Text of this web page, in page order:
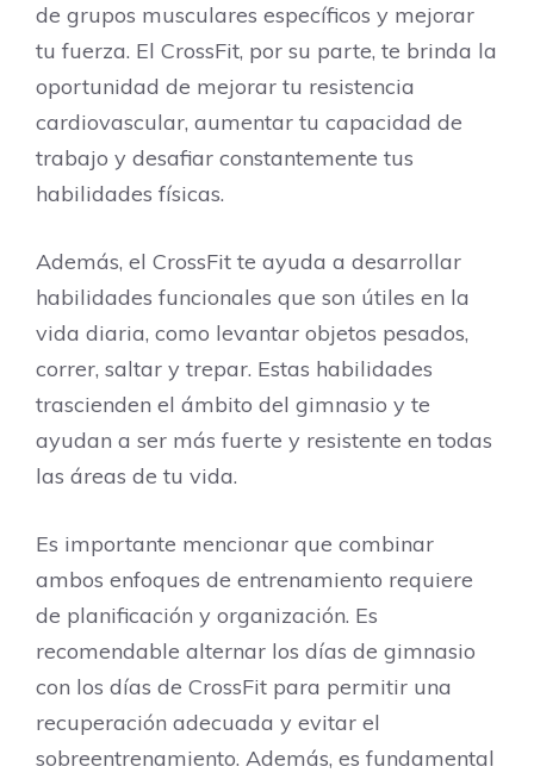
de grupos musculares específicos y mejorar
tu fuerza. El CrossFit, por su parte, te brinda la
oportunidad de mejorar tu resistencia
cardiovascular, aumentar tu capacidad de
trabajo y desafiar constantemente tus
habilidades físicas.
Además, el CrossFit te ayuda a desarrollar
habilidades funcionales que son útiles en la
vida diaria, como levantar objetos pesados,
correr, saltar y trepar. Estas habilidades
trascienden el ámbito del gimnasio y te
ayudan a ser más fuerte y resistente en todas
las áreas de tu vida.
Es importante mencionar que combinar
ambos enfoques de entrenamiento requiere
de planificación y organización. Es
recomendable alternar los días de gimnasio
con los días de CrossFit para permitir una
recuperación adecuada y evitar el
sobreentrenamiento. Además, es fundamental